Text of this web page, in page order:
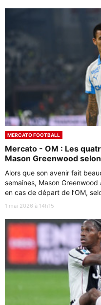
MERCATO FOOTBALL
Mercato - OM : Les
Mason Greenwood
Alors que son avenir fait
semaines, Mason
en cas de départ de l’OM,
1 mai 2026 à 14h15